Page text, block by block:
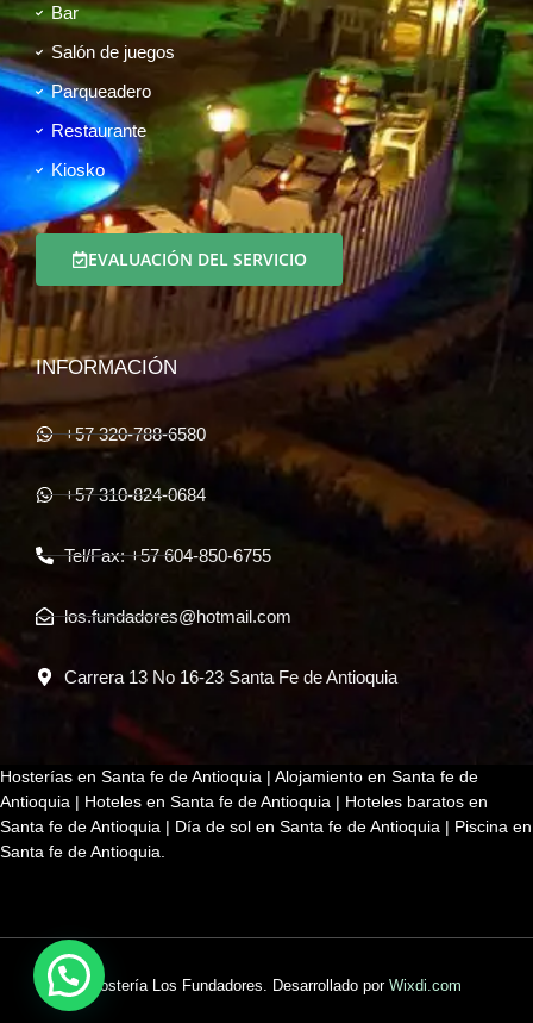
Bar
Salón de juegos
Parqueadero
Restaurante
Kiosko
EVALUACIÓN DEL SERVICIO
INFORMACIÓN
+57 320-788-6580
+57 310-824-0684
Tel/Fax: +57 604-850-6755
los.fundadores@hotmail.com
Carrera 13 No 16-23 Santa Fe de Antioquia
Hosterías en Santa fe de Antioquia | Alojamiento en Santa fe de
Antioquia | Hoteles en Santa fe de Antioquia | Hoteles baratos en
Santa fe de Antioquia | Día de sol en Santa fe de Antioquia | Piscina en
Santa fe de Antioquia.
© Hostería Los Fundadores. Desarrollado por Wixdi.com